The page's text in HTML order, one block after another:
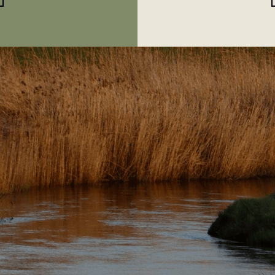
ЗДЕСЬ СОЗЕРЦАЮТ
И ЗАМЕДЛЯЮТСЯ
влево — цветы,
проселочной дороге,